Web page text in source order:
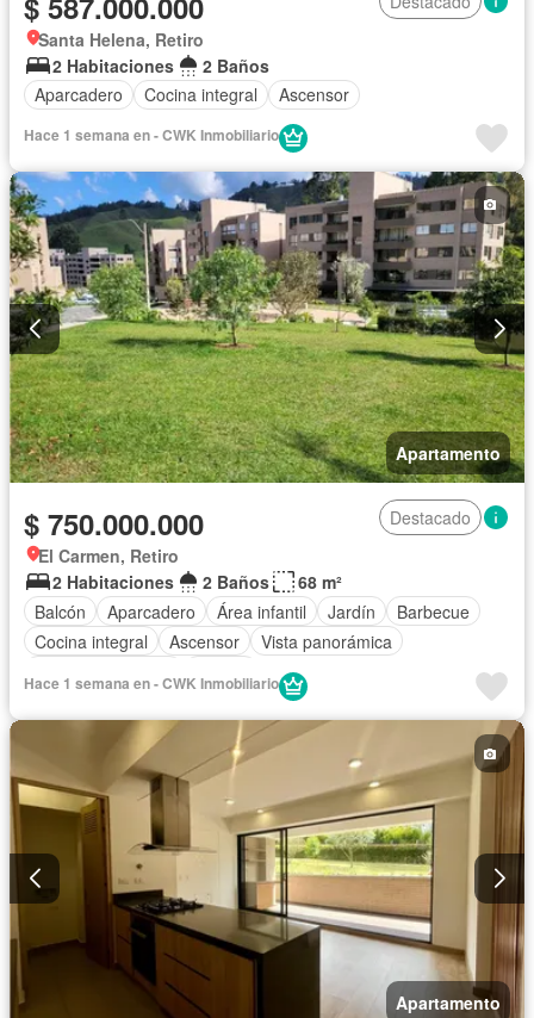
Santa Helena, Retiro
2 Habitaciones
2 Baños
Aparcadero
Cocina integral Ascensor
Hace 1 semana en - CWK Inmobiliario
Apartamento
$ 750.000.000
Destacado
El Carmen, Retiro
2 Habitaciones
2 Baños
68 m²
Balcón
Aparcadero Área infantil Jardín
Barbecue
Cocina integral
Ascensor
Vista panorámica
Hace 1 semana en - CWK Inmobiliario
Apartamento